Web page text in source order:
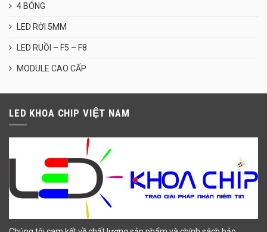
4 BÓNG
LED RỜI 5MM
LED RUỒI – F5 – F8
MODULE CAO CẤP
LED KHOA CHIP VIỆT NAM